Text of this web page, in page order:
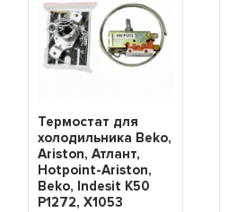
Термостат для
холодильника Beko,
Ariston, Атлант,
Hotpoint-Ariston,
Beko, Indesit K50
P1272, Х1053